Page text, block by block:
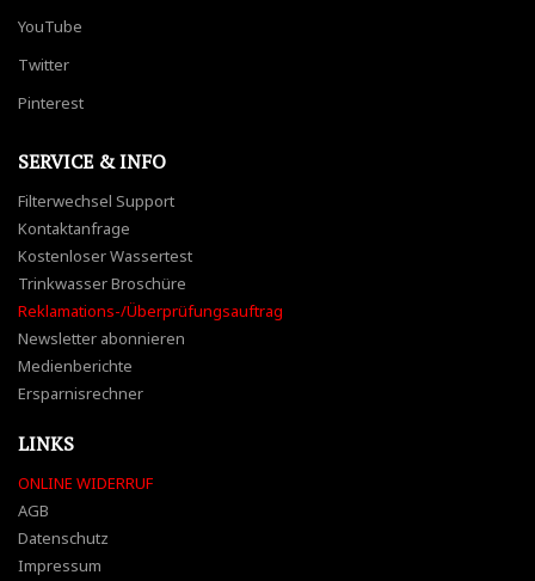
YouTube
Twitter
Pinterest
SERVICE & INFO
Filterwechsel Support
Kontaktanfrage
Kostenloser Wassertest
Trinkwasser Broschüre
Reklamations-/Überprüfungsauftrag
Newsletter abonnieren
Medienberichte
Ersparnisrechner
LINKS
ONLINE WIDERRUF
AGB
Datenschutz
Impressum